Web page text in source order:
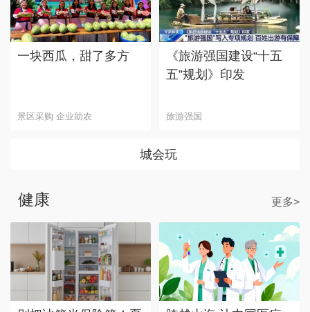
一块西瓜，甜了多方
景区采购 企业助农
《旅游强国建设“十五
五”规划》印发
旅游强国
城会玩
健康 更多>